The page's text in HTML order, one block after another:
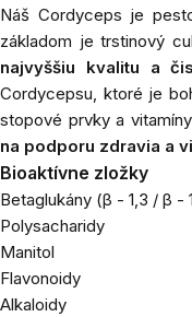
Náš Cordyceps je
základom je trstinový
najvyššiu kvalitu a
Cordycepsu, ktoré je
stopové prvky a
na podporu zdravia a
Bioaktívne zložky
Betaglukány (β - 1,3 / β -
Polysacharidy
Manitol
Flavonoidy
Alkaloidy